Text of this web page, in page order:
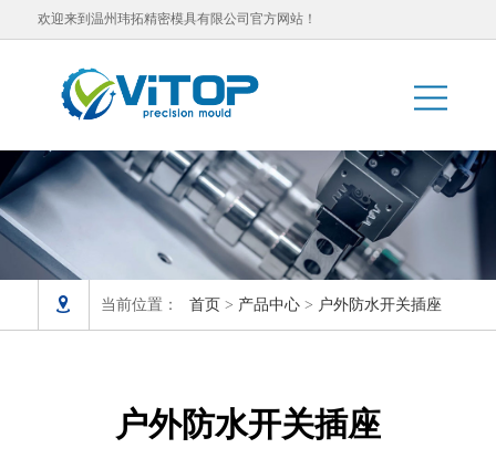
欢迎来到温州玮拓精密模具有限公司官方网站！
 当前位置： 首页 > 产品中心> 户外防水开关插座
户外防水开关插座